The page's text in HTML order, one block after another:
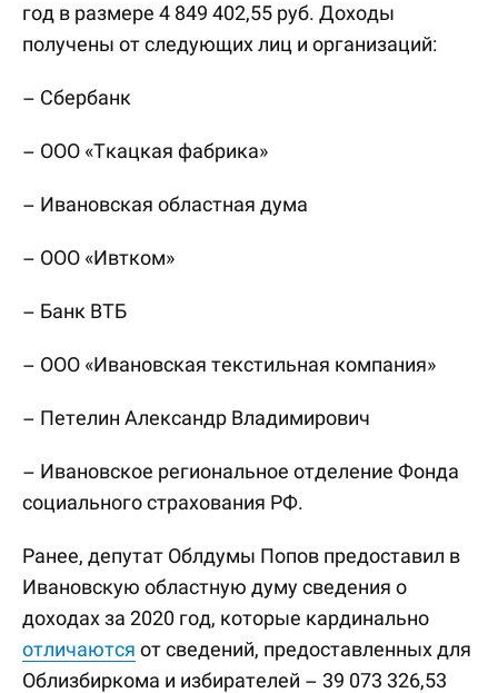
год в размере 4 849 402,55 руб. Доходы
получены от следующих лиц и организаций:
– Сбербанк
– ООО «Ткацкая фабрика»
– Ивановская областная дума
– ООО «Ивтком»
– Банк ВТБ
– ООО «Ивановская текстильная компания»
– Петелин Александр Владимирович
– Ивановское региональное отделение Фонда
социального страхования РФ.
Ранее, депутат Облдумы Попов предоставил в
Ивановскую областную думу сведения о
доходах за 2020 год, которые кардинально
отличаются от сведений, предоставленных для
Облизбиркома и избирателей – 39 073 326,53